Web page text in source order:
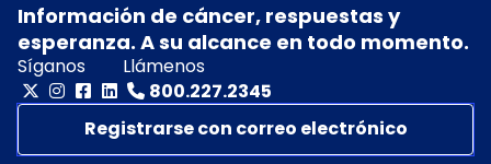
Información de cáncer, respuestas y
esperanza. A su alcance en todo momento.
Síganos
Llámenos
800.227.2345
Registrarse con correo electrónico